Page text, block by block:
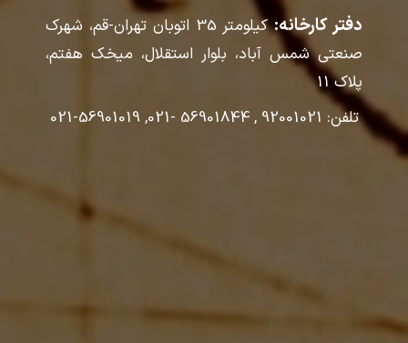
دفتر کارخانه:
کیلومتر 35 اتوبان تهران-قم، شهرک
صنعتی شمس آباد، بلوار استقلال، میخک هفتم،
پلاک 11
تلفن: 92001021 , 56901844 -021, 56901019-021